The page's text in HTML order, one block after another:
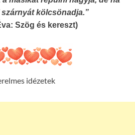
kölcsönadja.”
Szög és kereszt)
idézetek